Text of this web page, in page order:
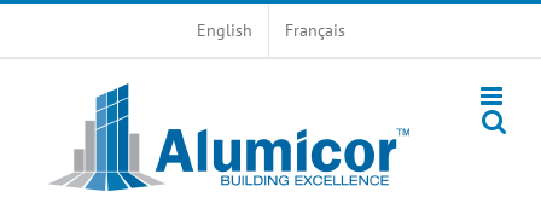
English Français